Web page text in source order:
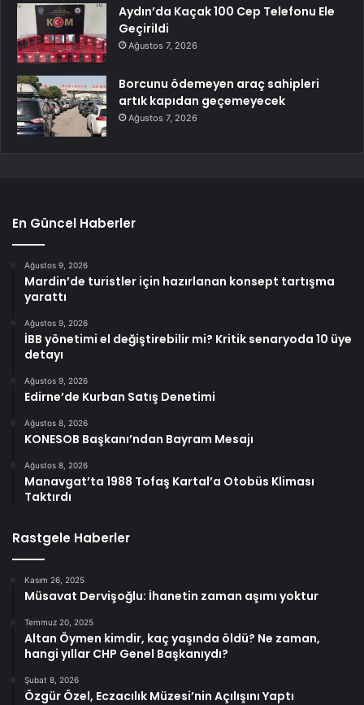
Aydın’da Kaçak 100 Cep Telefonu Ele
Geçirildi
Ağustos 7, 2026
Borcunu ödemeyen araç sahipleri
artık kapıdan geçemeyecek
Ağustos 7, 2026
En Güncel Haberler
Ağustos 9, 2026
Mardin’de turistler için hazırlanan konsept tartışma
yarattı
Ağustos 9, 2026
İBB yönetimi el değiştirebilir mi? Kritik senaryoda 10 üye
detayı
Ağustos 9, 2026
Edirne’de Kurban Satış Denetimi
Ağustos 8, 2026
KONESOB Başkanı’ndan Bayram Mesajı
Ağustos 8, 2026
Manavgat’ta 1988 Tofaş Kartal’a Otobüs Kliması
Taktırdı
Rastgele Haberler
Kasım 26, 2025
Müsavat Dervişoğlu: İhanetin zaman aşımı yoktur
Temmuz 20, 2025
Altan Öymen kimdir, kaç yaşında öldü? Ne zaman,
hangi yıllar CHP Genel Başkanıydı?
Şubat 8, 2026
Özgür Özel, Eczacılık Müzesi’nin Açılışını Yaptı